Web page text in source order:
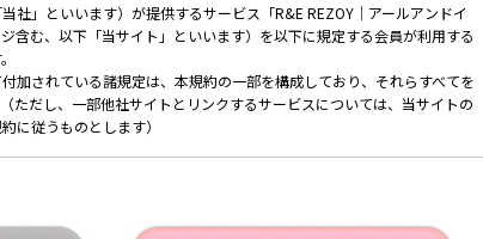
社」といいます）が提供するサービス「R&E REZOY｜アールアンドイ
含む、以下「当サイト」といいます）を以下に規定する会員が利用する
加されている諸規定は、本規約の一部を構成しており、それらすべてを
ただし、一部他社サイトとリンクするサービスについては、当サイトの
に従うものとします）
月間表示した時点で、全ての会員が了承したものとみなします。